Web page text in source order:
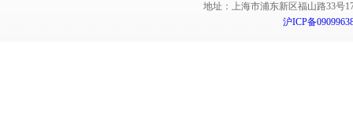
地址：上海市浦东新区福山路33号
沪ICP备